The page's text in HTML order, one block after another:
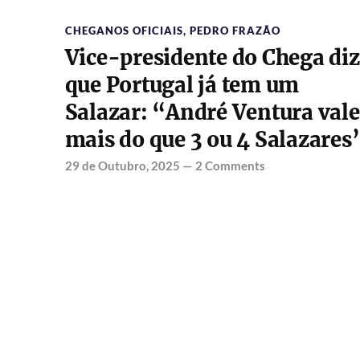
CHEGANOS OFICIAIS, PEDRO FRAZÃO
Vice-presidente do Chega diz
que Portugal já tem um
Salazar: “André Ventura vale
mais do que 3 ou 4
29 de Outubro, 2025 — 2 Comments